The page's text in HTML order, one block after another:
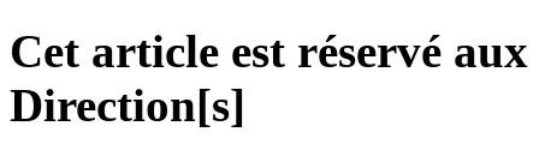
Cet article est réservé
Direction[s]